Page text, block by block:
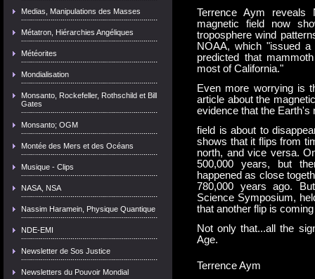
Medias, Manipulations des Masses
Métatron, Hiérarchies Angéliques
Météorites
Mondialisation
Monsanto, Rockefeller, Rothschild et Bill
Gates
Monsanto; OGM
Montée des Mers et des Océans
Musique - Clips
NASA, NSA
Nassim Haramein, Physique Quantique
NDE-EMI
Newsletter de Sos Justice
Newsletters du Pouvoir Mondial
Terrence Aym reveals
magnetic field now
troposphere wind
NOAA, which "issued
predicted that
most of California."
Even more worrying is
article about the
evidence that the Earth's
field is about to
shows that it flips from
north, and vice versa.
500,000 years, but
happened as close
780,000 years ago.
Science Symposium,
that another flip is
Not only that...all the
Age.
Terrence Aym